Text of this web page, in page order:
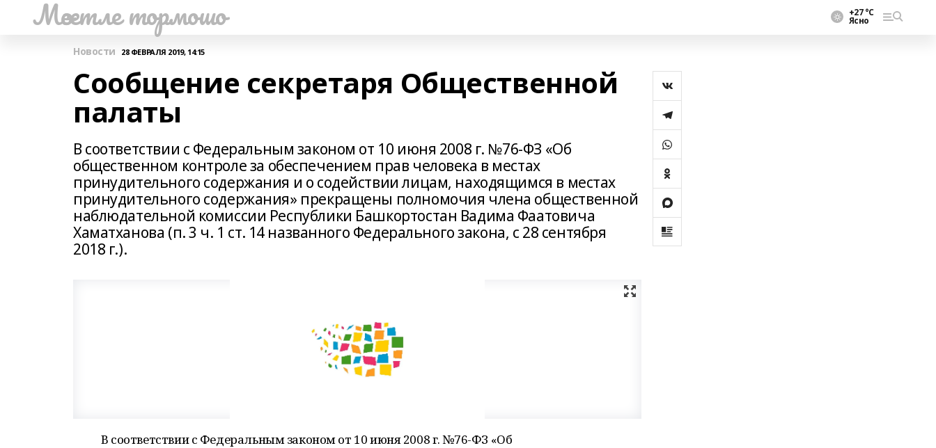
Мәсетле тормошо +27 °С
Ясно
Новости 28 ФЕВРАЛЯ 2019, 14:15
Сообщение секретаря Общественной
палаты
В соответствии с Федеральным законом от 10 июня 2008 г. №76-ФЗ «Об
общественном контроле за обеспечением прав человека в местах
принудительного содержания и о содействии лицам, находящимся в местах
принудительного содержания» прекращены полномочия члена общественной
наблюдательной комиссии Республики Башкортостан Вадима Фаатовича
Хаматханова (п. 3 ч. 1 ст. 14 названного Федерального закона, с 28 сентября
2018 г.).
В соответствии с Федеральным законом от 10 июня 2008 г. №76-ФЗ «Об